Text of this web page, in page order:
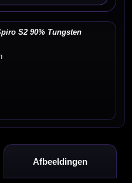
S2 90% Tungsten
Afbeeldingen